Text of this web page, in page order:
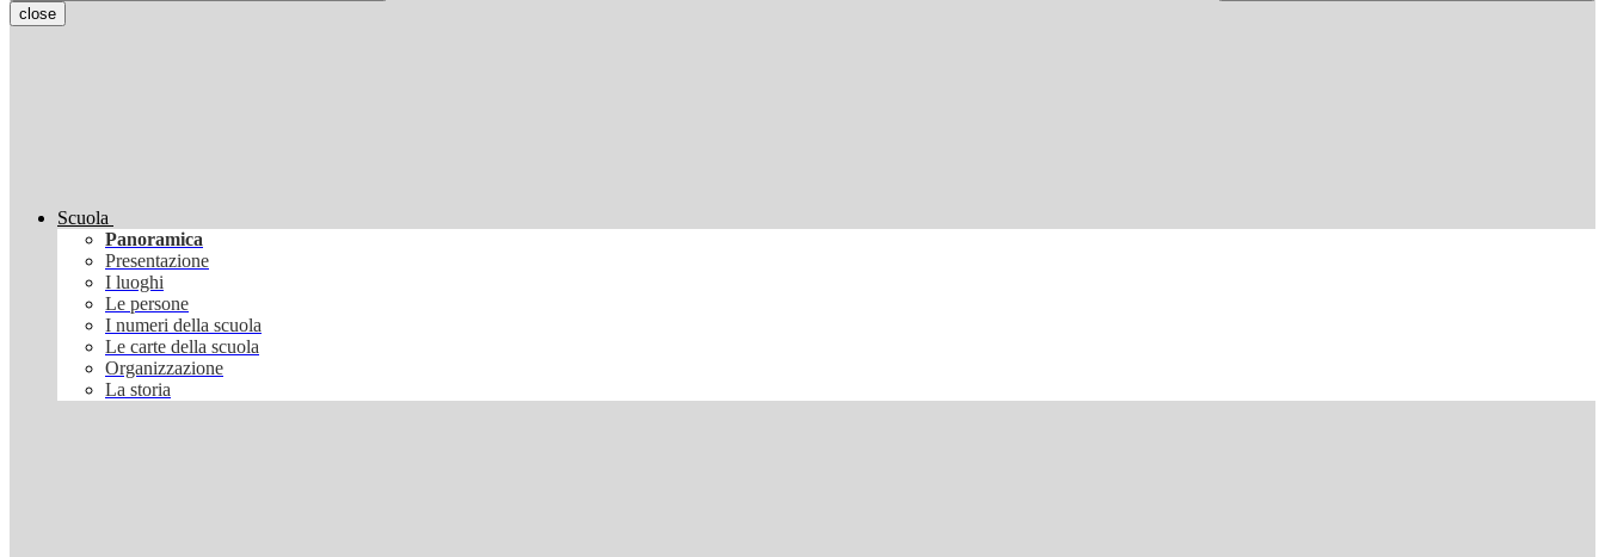
close
Scuola
Panoramica
Presentazione
I luoghi
Le persone
I numeri della scuola
Le carte della scuola
Organizzazione
La storia